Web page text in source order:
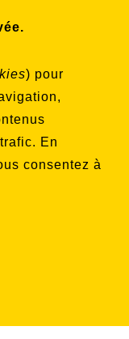
) pour
En
consentez à